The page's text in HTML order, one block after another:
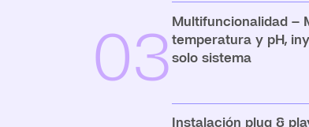
03 Multifuncionalidad –
temperatura y pH,
solo sistema
Instalación plug &